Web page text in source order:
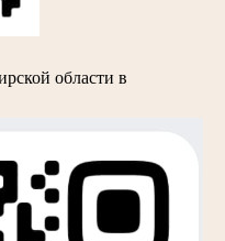
области в